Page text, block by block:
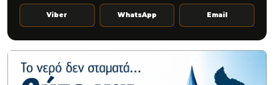
Viber WhatsApp Email